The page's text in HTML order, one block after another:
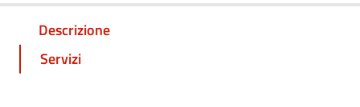
Descrizione
Servizi